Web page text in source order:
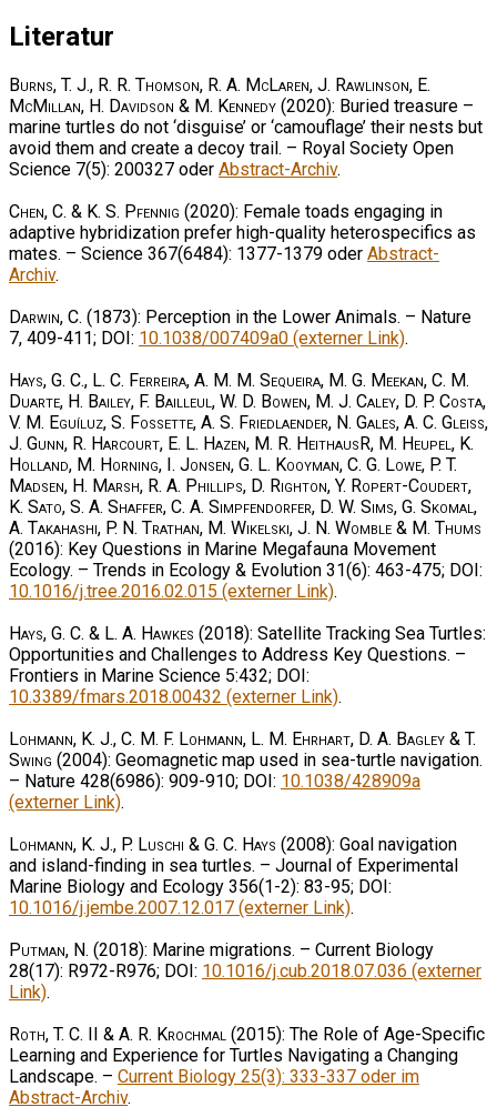
Literatur
Burns, T. J., R. R. Thomson, R. A. McLaren, J. Rawlinson, E.
McMillan, H. Davidson & M. Kennedy (2020): Buried treasure –
marine turtles do not ‘disguise’ or ‘camouflage’ their nests but
avoid them and create a decoy trail. – Royal Society Open
Science 7(5): 200327 oder Abstract-Archiv.
Chen, C. & K. S. Pfennig (2020): Female toads engaging in
adaptive hybridization prefer high-quality heterospecifics as
mates. – Science 367(6484): 1377-1379 oder Abstract-
Archiv.
Darwin, C. (1873): Perception in the Lower Animals. – Nature
7, 409-411; DOI: 10.1038/007409a0 (externer Link).
Hays, G. C., L. C. Ferreira, A. M. M. Sequeira, M. G. Meekan, C. M.
Duarte, H. Bailey, F. Bailleul, W. D. Bowen, M. J. Caley, D. P. Costa,
V. M. Eguíluz, S. Fossette, A. S. Friedlaender, N. Gales, A. C. Gleiss,
J. Gunn, R. Harcourt, E. L. Hazen, M. R. HeithausR, M. Heupel, K.
Holland, M. Horning, I. Jonsen, G. L. Kooyman, C. G. Lowe, P. T.
Madsen, H. Marsh, R. A. Phillips, D. Righton, Y. Ropert-Coudert,
K. Sato, S. A. Shaffer, C. A. Simpfendorfer, D. W. Sims, G. Skomal,
A. Takahashi, P. N. Trathan, M. Wikelski, J. N. Womble & M. Thums
(2016): Key Questions in Marine Megafauna Movement
Ecology. – Trends in Ecology & Evolution 31(6): 463-475; DOI:
10.1016/j.tree.2016.02.015 (externer Link).
Hays, G. C. & L. A. Hawkes (2018): Satellite Tracking Sea Turtles:
Opportunities and Challenges to Address Key Questions. –
Frontiers in Marine Science 5:432; DOI:
10.3389/fmars.2018.00432 (externer Link).
Lohmann, K. J., C. M. F. Lohmann, L. M. Ehrhart, D. A. Bagley & T.
Swing (2004): Geomagnetic map used in sea-turtle navigation.
– Nature 428(6986): 909-910; DOI: 10.1038/428909a
(externer Link).
Lohmann, K. J., P. Luschi & G. C. Hays (2008): Goal navigation
and island-finding in sea turtles. – Journal of Experimental
Marine Biology and Ecology 356(1-2): 83-95; DOI:
10.1016/j.jembe.2007.12.017 (externer Link).
Putman, N. (2018): Marine migrations. – Current Biology
28(17): R972-R976; DOI: 10.1016/j.cub.2018.07.036 (externer
Link).
Roth, T. C. II & A. R. Krochmal (2015): The Role of Age-Specific
Learning and Experience for Turtles Navigating a Changing
Landscape. – Current Biology 25(3): 333-337 oder im
Abstract-Archiv.